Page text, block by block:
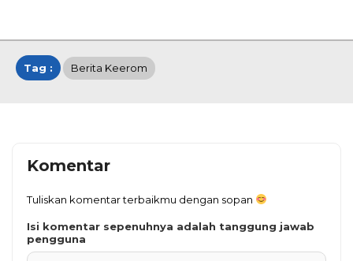
Tag : Berita Keerom
Komentar
Tuliskan komentar terbaikmu dengan sopan
Isi komentar sepenuhnya adalah tanggung jawab
pengguna